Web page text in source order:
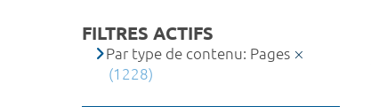
FILTRES ACTIFS
Par type de contenu: Pages
(1228)